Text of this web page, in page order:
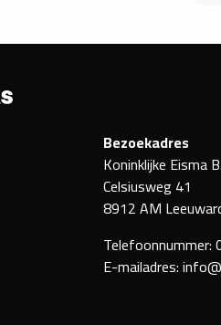
Bezoekadres
Koninklijke Eisma
Celsiusweg 41
8912 AM
Telefoonnummer:
E-mailadres: